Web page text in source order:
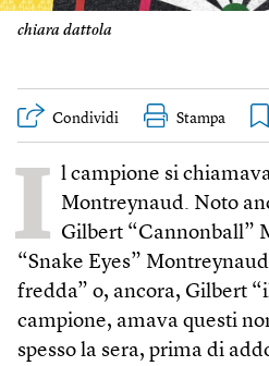
chiara dattola
Condividi Stampa
I l campione si
Montreynaud. Noto
Gilbert “Cannon­ball”
“Snake Eyes”
fredda” o, ancora, Gilbert
campione, amava questi
spesso la sera, prima di